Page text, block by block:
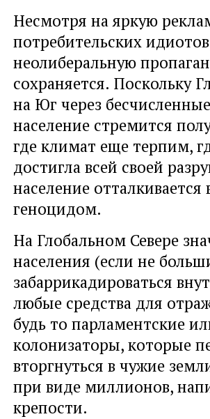
Несмотря на яркую
потребительских
неолиберальную
сохраняется. Поскольку
на Юг через
население стремится
где климат еще терпим,
достигла всей своей
население
геноцидом.
На Глобальном Севере
населения (если не
забаррикадироваться
любые средства для
будь то парламентские
колонизаторы, которые
вторгнуться в чужие
при виде миллионов,
крепости.